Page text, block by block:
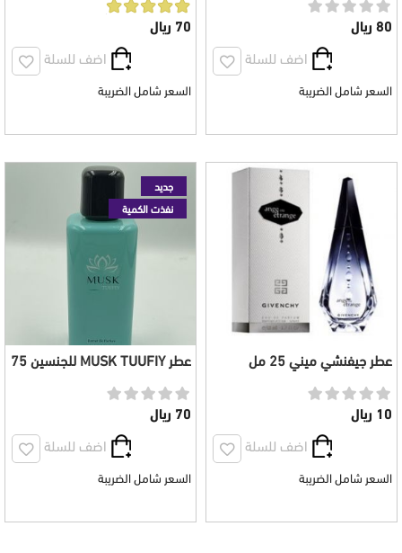
80 ريال
اضف للسلة
السعر شامل الضريبة
70 ريال
اضف للسلة
السعر شامل الضريبة
عطر جيفنشي ميني 25 مل
10 ريال
اضف للسلة
السعر شامل الضريبة
جديد
نفذت الكمية
عطر MUSK TUUFIY للجنسين 75
70 ريال
اضف للسلة
السعر شامل الضريبة